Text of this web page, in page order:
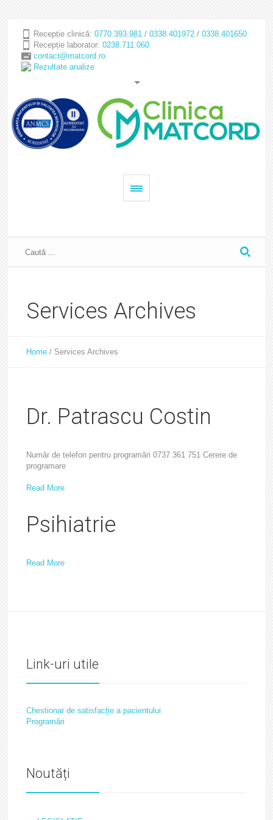
Recepție clinică: 0770.393.981/ 0338.401972/ 0338.401650
Recepție laborator: 0238.711.060
contact@matcord.ro
Rezultate analize
Services Archives
Home / Services Archives
Dr. Patrascu Costin
Număr de telefon pentru programări 0737 361 751 Cerere de
programare
Read More
Psihiatrie
Read More
Link-uri utile
Chestionar de satisfacție a pacientului
Programări
Noutăți